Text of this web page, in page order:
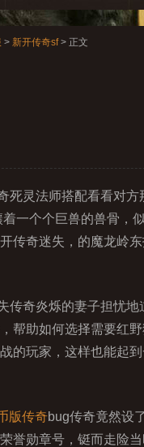
> 新开传奇sf> 正文
死灵法师搭配看看对方
一个个巨兽的兽骨，
传奇迷失，的魔龙岭
传奇炎烁的妻子担忧
帮助如何选择需要红
的玩家，这样也能起
版传奇bug传奇竟然设
誉勋章号，铤而走险